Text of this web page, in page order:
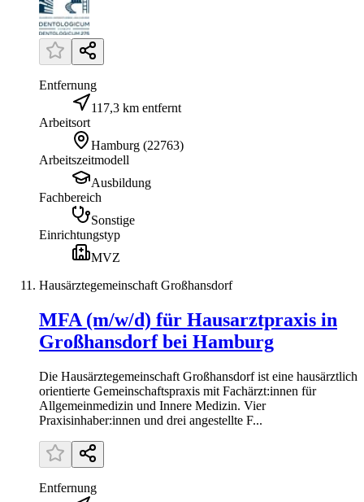
Entfernung
117,3 km entfernt
Arbeitsort
Hamburg (22763)
Arbeitszeitmodell
Ausbildung
Fachbereich
Sonstige
Einrichtungstyp
MVZ
Hausärztegemeinschaft Großhansdorf
MFA (m/w/d) für Hausarztpraxis in
Großhansdorf bei Hamburg
Die Hausärztegemeinschaft Großhansdorf ist eine hausärztlich
orientierte Gemeinschaftspraxis mit Fachärzt:innen für
Allgemeinmedizin und Innere Medizin. Vier
Praxisinhaber:innen und drei angestellte F...
Entfernung